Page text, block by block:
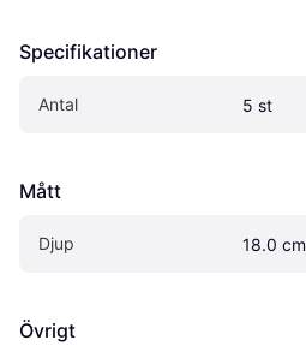
Specifikationer
Antal 5 st
Mått
Djup 18.0 cm
Övrigt